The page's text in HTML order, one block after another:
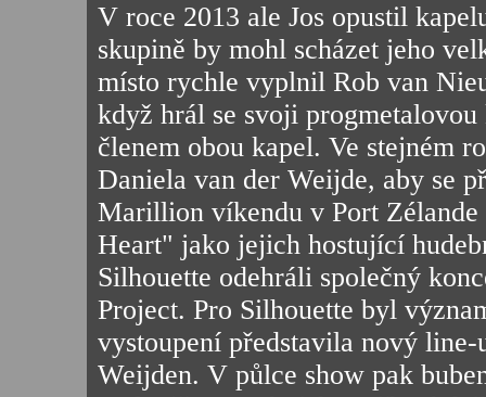
V roce 2013 ale Jos opustil
skupině by mohl scházet jeho
místo rychle vyplnil Rob van
když hrál se svoji progmetalovou
členem obou kapel. Ve stejném
Daniela van der Weijde, aby se
Marillion víkendu v Port
Heart" jako jejich hostující
Silhouette odehráli společný
Project. Pro Silhouette byl
vystoupení představila nový
Weijden. V půlce show pak